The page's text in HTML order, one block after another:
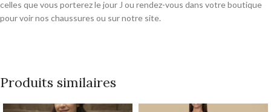
celles que vous porterez le jour J ou rendez-vous dans votre boutique
pour voir nos chaussures ou sur notre site.
Produits similaires